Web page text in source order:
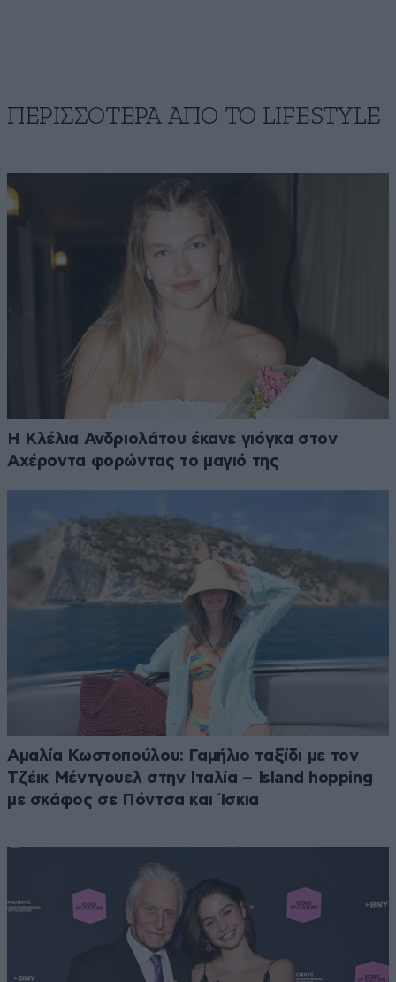
ΠΕΡΙΣΣΟΤΕΡΑ ΑΠΟ ΤΟ LIFESTYLE
Η Κλέλια Ανδριολάτου έκανε γιόγκα στον
Αχέροντα φορώντας το μαγιό της
Αμαλία Κωστοπούλου: Γαμήλιο ταξίδι με τον
Τζέικ Μέντγουελ στην Ιταλία – Island hopping
με σκάφος σε Πόντσα και Ίσκια